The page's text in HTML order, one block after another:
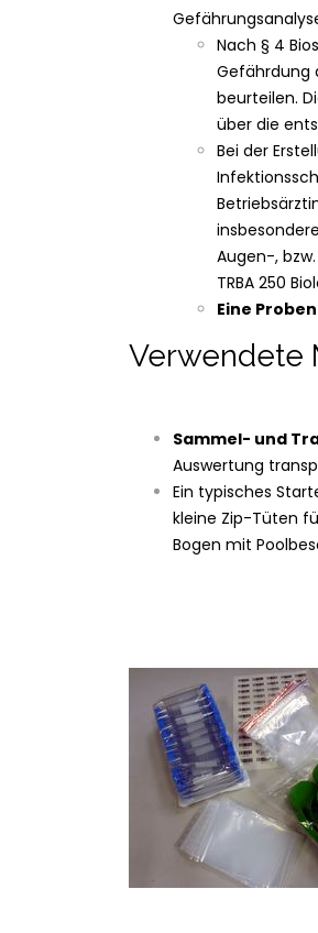
Nach § 4
Gefährdung
beurteilen.
über die
Bei der
Augen-,
TRBA 250
Eine
Verwendete
Sammel- und
Auswertung
Ein typisches
kleine Zip-Tüten
Bogen mit